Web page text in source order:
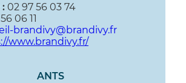
: 02 97 56 03 74
06 11
brandivy@brandivy.fr
www.brandivy.fr/
ANTS